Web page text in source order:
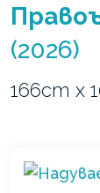
(2026)
166cm x